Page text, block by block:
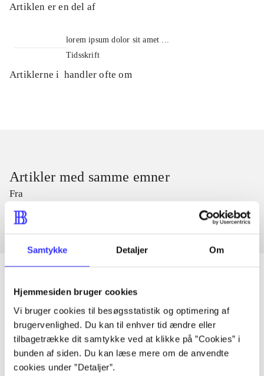
Samtykke Detaljer Om
Hjemmesiden bruger cookies
Vi bruger cookies til besøgsstatistik og optimering af
brugervenlighed. Du kan til enhver tid ændre eller
tilbagetrække dit samtykke ved at klikke på ”Cookies” i
bunden af siden. Du kan læse mere om de anvendte
cookies under ”Detaljer”.
Artiklen er en del af
lorem ipsum dolor sit amet ...
Tidsskrift
Artiklerne i handler ofte om
Artikler med samme emner
Fra
Artikler
Alle registrerede artikler fordelt på udgivelser